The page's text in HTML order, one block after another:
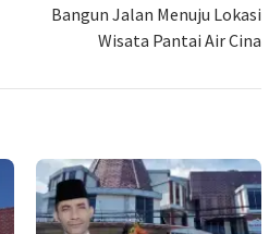
Bangun Jalan Menuju Lokasi
Wisata Pantai Air Cina